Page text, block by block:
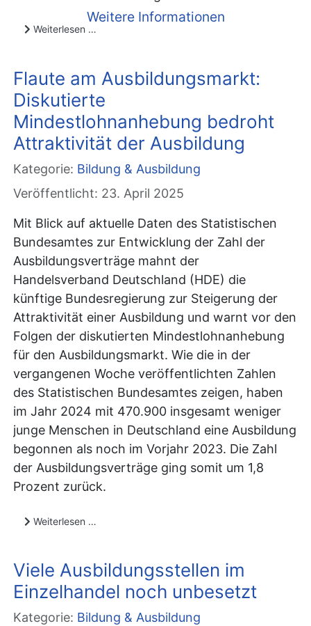
Weiterlesen …
Flaute am Ausbildungsmarkt:
Diskutierte
Mindestlohnanhebung bedroht
Attraktivität der Ausbildung
Kategorie: Bildung & Ausbildung
Veröffentlicht: 23. April 2025
Mit Blick auf aktuelle Daten des Statistischen
Bundesamtes zur Entwicklung der Zahl der
Ausbildungsverträge mahnt der
Handelsverband Deutschland (HDE) die
künftige Bundesregierung zur Steigerung der
Attraktivität einer Ausbildung und warnt vor den
Folgen der diskutierten Mindestlohnanhebung
für den Ausbildungsmarkt. Wie die in der
vergangenen Woche veröffentlichten Zahlen
des Statistischen Bundesamtes zeigen, haben
im Jahr 2024 mit 470.900 insgesamt weniger
junge Menschen in Deutschland eine Ausbildung
begonnen als noch im Vorjahr 2023. Die Zahl
der Ausbildungsverträge ging somit um 1,8
Prozent zurück.
Weiterlesen …
Viele Ausbildungsstellen im
Einzelhandel noch unbesetzt
Kategorie: Bildung & Ausbildung
Weitere Informationen